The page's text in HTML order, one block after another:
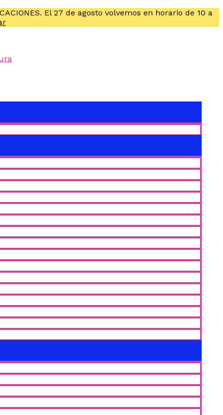
El 27 de agosto volvemos en horario de 10 a